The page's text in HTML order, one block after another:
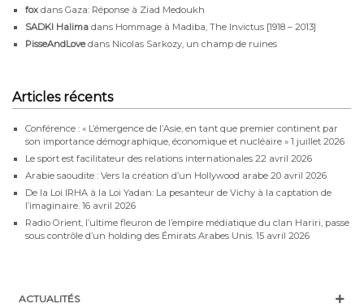
fox dans Gaza: Réponse à Ziad Medoukh
SADKI Halima dans Hommage à Madiba, The Invictus [1918 – 2013]
PisseAndLovedans Nicolas Sarkozy, un champ de ruines
Articles récents
Conférence : « L’émergence de l’Asie, en tant que premier continent par
son importance démographique, économique et nucléaire » 1 juillet 2026
Le sport est facilitateur des relations internationales 22 avril 2026
Arabie saoudite : Vers la création d’un Hollywood arabe 20 avril 2026
De la Loi IRHA à la Loi Yadan: La pesanteur de Vichy à la captation de
l’imaginaire. 16 avril 2026
Radio Orient, l’ultime fleuron de l’empire médiatique du clan Hariri, passe
sous contrôle d’un holding des Émirats Arabes Unis. 15 avril 2026
ACTUALITÉS